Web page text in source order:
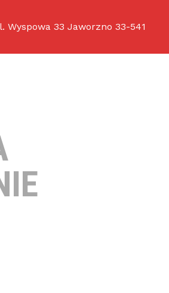
Wyspowa 33 Jaworzno 33-541